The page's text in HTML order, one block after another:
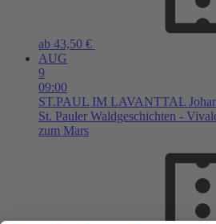
ab 43,50 €
AUG
9
09:00
ST.PAUL IM LAVANTTAL
St. Pauler Waldgeschichten -
zum Mars